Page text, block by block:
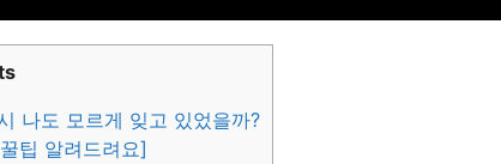
나도 모르게 잊고 있었을까?
팁 알려드려요]